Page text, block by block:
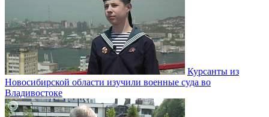
Курсанты из
Новосибирской области изучили военные суда во
Владивостоке